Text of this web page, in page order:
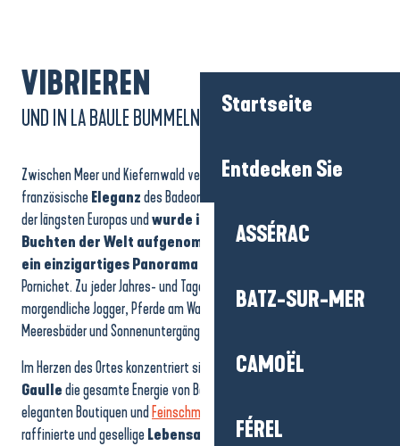
Startseite
Entdecken Sie
ASSÉRAC
BATZ-SUR-MER
CAMOËL
FÉREL
VIBRIEREN
UND IN LA BAULE BUMMELN
Zwischen Meer und Kiefernwald verkörpert La Baule seit jeher die
französischeEleganzdes Badeorts.
der längsten Europas undwurde in den Club der schönsten
Buchten der Welt aufgenommen
. Der große Strand
ein einzigartiges Panorama
Pornichet. Zu jeder Jahres- und Tageszeit bietet sich ein anderes Bild:
morgendliche Jogger, Pferde am Wasser, bunte Segel auf dem Meer,
Meeresbäder und Sonnenuntergänge auf dem goldenen Sand.
Im Herzen des Ortes konzentriert sich im Viertel um die
Gaulledie gesamte Energie von Bauloise. Seine belebten Terrassen,
eleganten Boutiquen undFeinschmeckerhallen
raffinierte und geselligeLebensart desOrtes wider. Die intimere